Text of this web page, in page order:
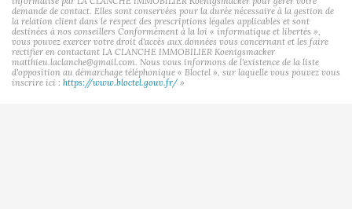
demande de contact. Elles sont conservées pour la durée nécessaire à la gestion de
la relation client dans le respect des prescriptions légales applicables et sont
destinées à nos conseillers Conformément à la loi « informatique et libertés »,
vous pouvez exercer votre droit d'accès aux données vous concernant et les faire
rectifier en contactant LA CLANCHE IMMOBILIER Koenigsmacker
matthieu.laclanche@gmail.com. Nous vous informons de l'existence de la liste
d'opposition au démarchage téléphonique « Bloctel », sur laquelle vous pouvez vous
inscrire ici : https://www.bloctel.gouv.fr/»